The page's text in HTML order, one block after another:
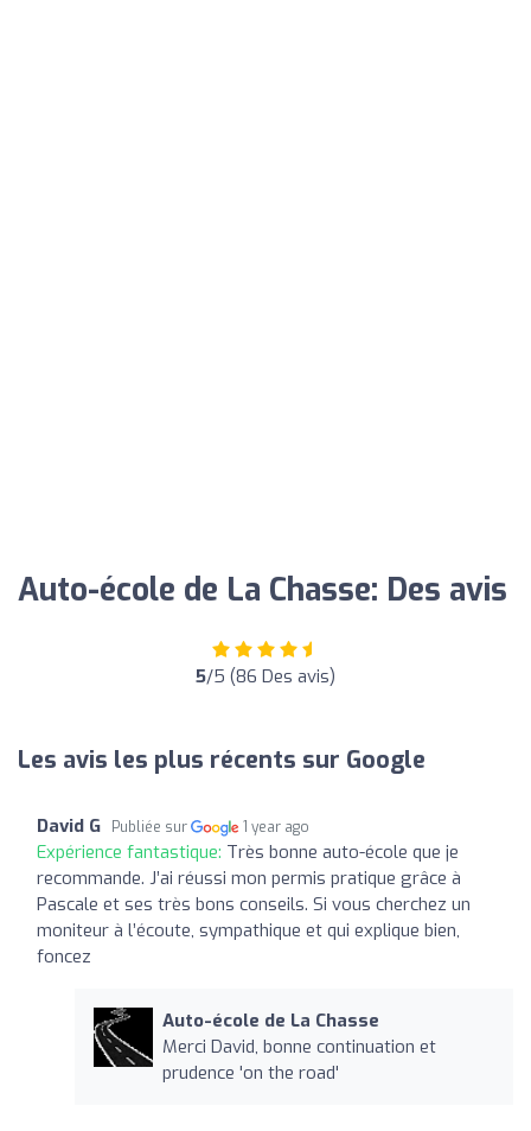
Auto-école de La Chasse: Des avis
5/5 (86 Des avis)
Les avis les plus récents sur Google
David G Publiée sur 1 year ago
Expérience fantastique: Très bonne auto-école que je
recommande. J’ai réussi mon permis pratique grâce à
Pascale et ses très bons conseils. Si vous cherchez un
moniteur à l’écoute, sympathique et qui explique bien,
foncez
Auto-école de La Chasse
Merci David, bonne continuation et
prudence 'on the road'